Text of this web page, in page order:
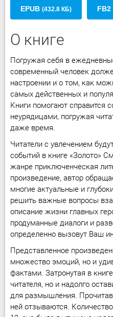
EPUB (432.8 КБ) FB2
О книге
Погружая себя в
современный человек
настроении и о том, как
самых действенных и
Книги помогают справится
неурядицами, погружая
даже время.
Читатели с увлечением
событий в книге «Золото»
жанре приключенческая
произведение, автор
многие актуальные и
решить важные вопросы
описание жизни главных
продуманные диалоги и
определенно вызовут Ваш
Представленное
множество эмоций, но и
фактами. Затронутая в
читателя, но и надолго
для размышления.
ней отзываются.